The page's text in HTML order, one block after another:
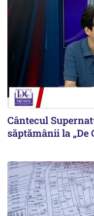
Cântecul
săptămânii la „De